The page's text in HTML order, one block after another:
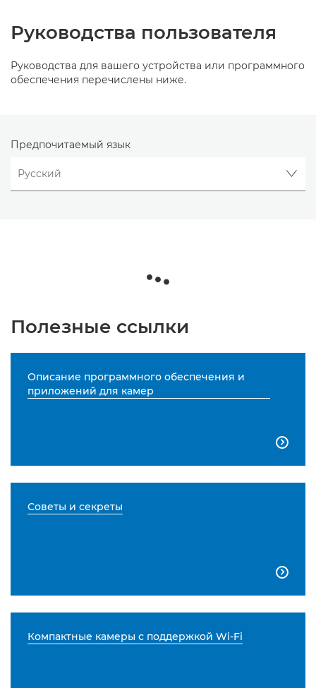
Руководства пользователя
Руководства для вашего устройства или программного
обеспечения перечислены ниже.
Предпочитаемый язык
Полезные ссылки
Описание программного обеспечения и
приложений для камер

Советы и секреты

Компактные камеры с поддержкой Wi-Fi